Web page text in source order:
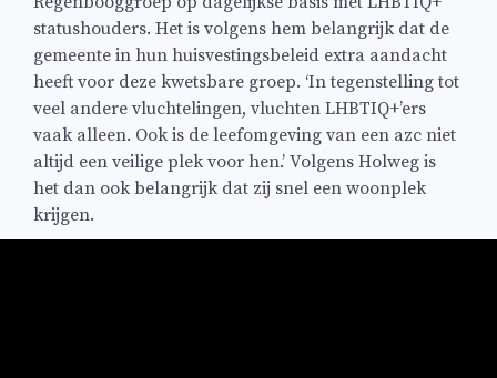
statushouders. Het is volgens hem belangrijk dat de
gemeente in hun huisvestingsbeleid extra aandacht
heeft voor deze kwetsbare groep. ‘In tegenstelling tot
veel andere vluchtelingen, vluchten LHBTIQ+’ers
vaak alleen. Ook is de leefomgeving van een azc niet
altijd een veilige plek voor hen.’ Volgens Holweg is
het dan ook belangrijk dat zij snel een woonplek
krijgen.